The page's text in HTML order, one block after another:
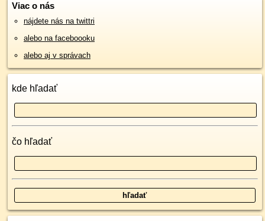
Viac o nás
nájdete nás na twittri
alebo na faceboooku
alebo aj v správach
kde hľadať
čo hľadať